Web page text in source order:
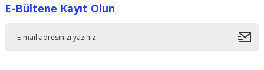
Ürün resmi kalitesiz, bozuk veya görüntülenemiyor.
E-Bültene Kayıt Olun